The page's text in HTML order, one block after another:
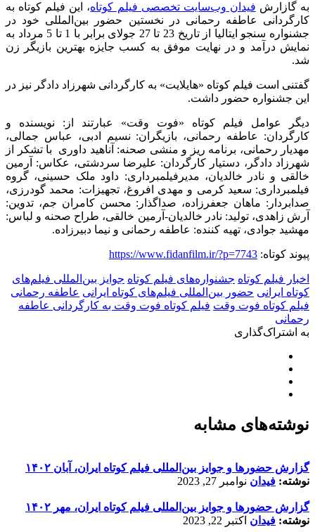
به گازارش فیدان وب‌سایت تخصصی فیلم کوتاه، این فیلم کوتاه به
کارگردانی عاطفه رحمانی در نخستین حضور بین‌المللی خود در
جشنواره سنجو ایتالیا از تاریخ 23 تا 27 جولای برابر با 1 تا 5 مرداد به
نمایش درآمد و در نهایت موفق به کسب جایزه بهترین بازیگر زن
شد.
گفتنی است فیلم کوتاه «هایلایت» به کارگردانی شهرزاد دادگر نیز در
این جشنواره حضور داشت.
دیگر عوامل فیلم کوتاه «فوت وقت» عبارتند از: نویسنده و
کارگردان: عاطفه رحمانی، بازیگران: نسیم ادبی، عباس جمالی،
مهدیار رحمانی، برنامه ریز و منشی صحنه: آناهید داوری با تشکر از
شهرزاد دادگر، دستیار کارگردان: علیرضا سردشتی، عکاس: آرمین
خالقی و نادر خالدیان، مدیرفیلمبرداری: داود ملک حسینی، گروه
فیلمبرداری: سعید کرمی و مهدی افروغ، تجهیزات: محمد گودرزی،
صدابردار: ماهان جعفرزاده، صداگذار: محسن کامران جم، تدوین:
آرش زاهدی، تولید: نادر خالدیان-آرمین خالقی، طراح صحنه و لباس:
مهشید جوادی، تهیه کننده: عاطفه رحمانی و نیما دبیرزاده.
پیوند کوتاه: https://www.fidanfilm.ir/?p=7743
اخبار فیلم کوتاه جشنواره‌های فیلم کوتاه جوایز بین‌المللی فیلم‌های
کوتاه ایرانی حضور بین‌المللی فیلم‌های کوتاه ایرانی عاطفه رحمانی
فیلم کوتاه فوت وقت فیلم کوتاه فوت وقت به کارگردانی عاطفه
رحمانی
به اشتراک‌گذاری
نوشته‌های مشابه
گزارش حضورها و جوایز بین‌المللی فیلم کوتاه ایران، آبان ۱۴۰۲
نوشته: فیدان نوامبر 27, 2023
گزارش حضورها و جوایز بین‌المللی فیلم کوتاه ایران، مهر ۱۴۰۲
نوشته: فیدان اکتبر 22, 2023